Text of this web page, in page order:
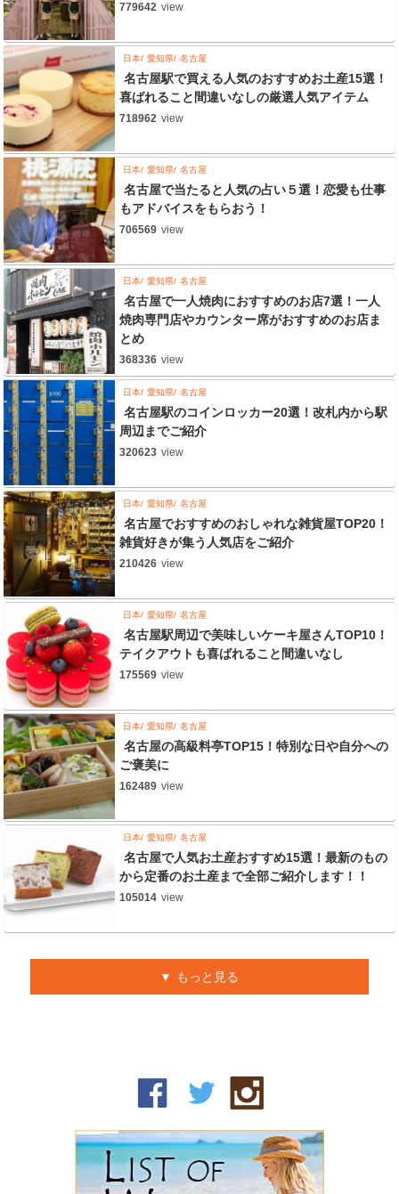
779642 view
日本 愛知県 名古屋
名古屋駅で買える人気のおすすめお土産15選！
喜ばれること間違いなしの厳選人気アイテム
718962 view
日本 愛知県 名古屋
名古屋で当たると人気の占い５選！恋愛も仕事
もアドバイスをもらおう！
706569 view
日本 愛知県 名古屋
名古屋で一人焼肉におすすめのお店7選！一人
焼肉専門店やカウンター席がおすすめのお店ま
とめ
368336 view
日本 愛知県 名古屋
名古屋駅のコインロッカー20選！改札内から駅
周辺までご紹介
320623 view
日本 愛知県 名古屋
名古屋でおすすめのおしゃれな雑貨屋TOP20！
雑貨好きが集う人気店をご紹介
210426 view
日本 愛知県 名古屋
名古屋駅周辺で美味しいケーキ屋さんTOP10！
テイクアウトも喜ばれること間違いなし
175569 view
日本 愛知県 名古屋
名古屋の高級料亭TOP15！特別な日や自分への
ご褒美に
162489 view
日本 愛知県 名古屋
名古屋で人気お土産おすすめ15選！最新のもの
から定番のお土産まで全部ご紹介します！！
105014 view
もっと見る